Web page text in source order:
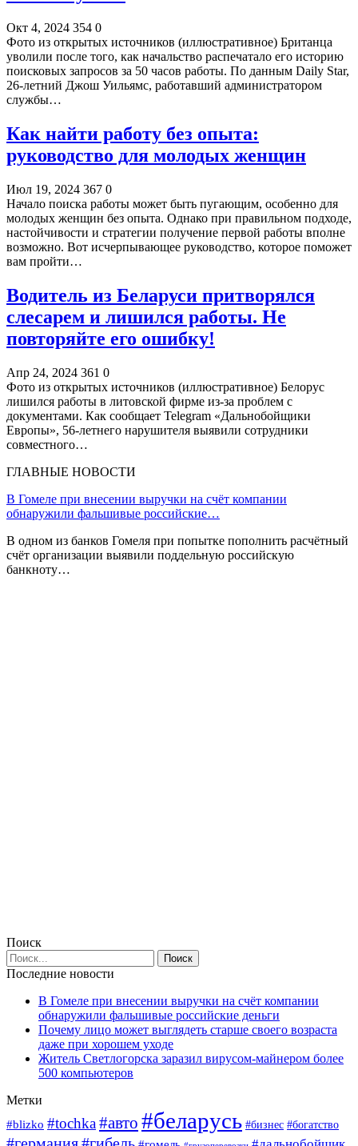
Окт 4, 2024 354 0
Фото из открытых источников (иллюстративное) Британца
уволили после того, как начальство распечатало его историю
поисковых запросов за 50 часов работы. По данным Daily Star,
26-летний Джош Уильямс, работавший администратором
службы…
Как найти работу без опыта:
руководство для молодых женщин
Июл 19, 2024 367 0
Начало поиска работы может быть пугающим, особенно для
молодых женщин без опыта. Однако при правильном подходе,
настойчивости и стратегии получение первой работы вполне
возможно. Вот исчерпывающее руководство, которое поможет
вам пройти…
Водитель из Беларуси притворялся
слесарем и лишился работы. Не
повторяйте его ошибку!
Апр 24, 2024 361 0
Фото из открытых источников (иллюстративное) Белорус
лишился работы в литовской фирме из-за проблем с
документами. Как сообщает Telegram «Дальнобойщики
Европы», 56-летнего нарушителя выявили сотрудники
совместного…
ГЛАВНЫЕ НОВОСТИ
В Гомеле при внесении выручки на счёт компании
обнаружили фальшивые российские…
В одном из банков Гомеля при попытке пополнить расчётный
счёт организации выявили поддельную российскую
банкноту…
Поиск
Последние новости
В Гомеле при внесении выручки на счёт компании
обнаружили фальшивые российские деньги
Почему лицо может выглядеть старше своего возраста
даже при хорошем уходе
Житель Светлогорска заразил вирусом-майнером более
500 компьютеров
Метки
#blizko #tochka#авто #беларусь #бизнес #богатство